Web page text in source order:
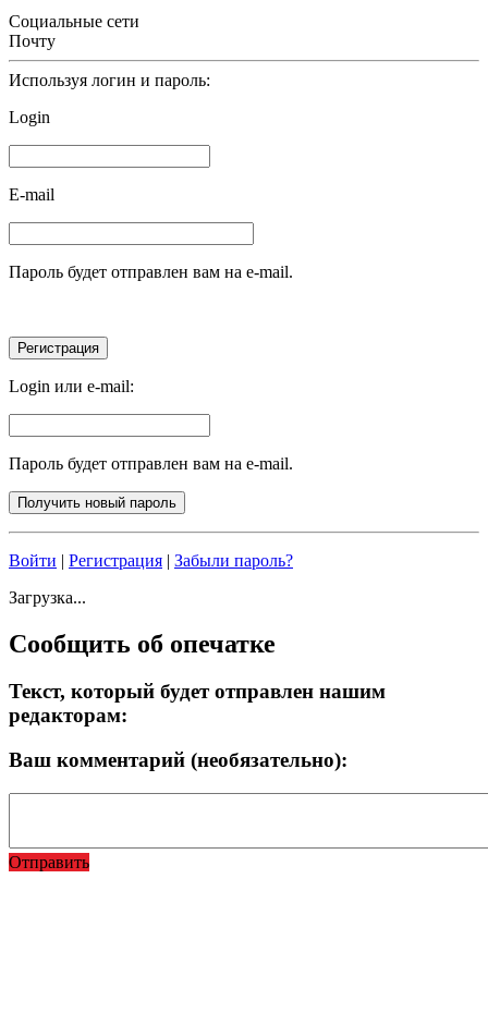
Социальные сети
Почту
Используя логин и пароль:
Login
E-mail
Пароль будет отправлен вам на e-mail.
Login или e-mail:
Пароль будет отправлен вам на e-mail.
Войти | Регистрация | Забыли пароль?
Загрузка...
Сообщить об опечатке
Текст, который будет отправлен нашим
редакторам:
Ваш комментарий (необязательно):
Отправить